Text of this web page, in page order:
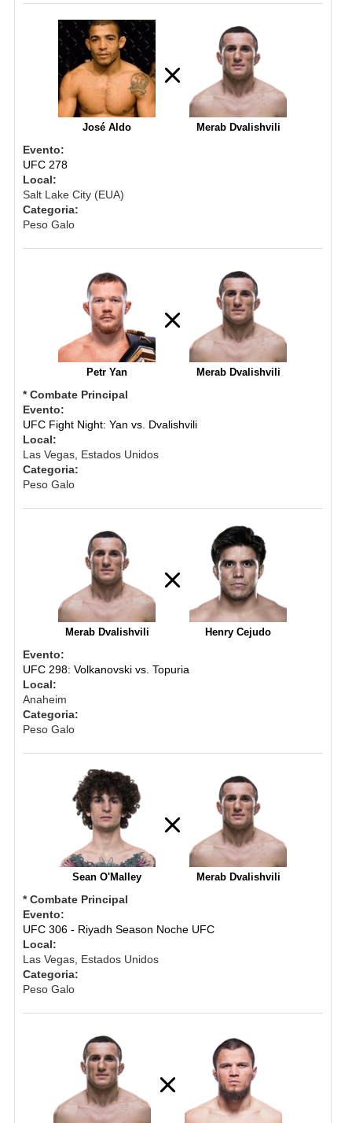
José Aldo Merab Dvalishvili
Evento:
UFC 278
Local:
Salt Lake City (EUA)
Categoria:
Peso Galo
Petr Yan Merab Dvalishvili
* Combate Principal
Evento:
UFC Fight Night: Yan vs. Dvalishvili
Local:
Las Vegas, Estados Unidos
Categoria:
Peso Galo
Merab Dvalishvili Henry Cejudo
Evento:
UFC 298: Volkanovski vs. Topuria
Local:
Anaheim
Categoria:
Peso Galo
Sean O'Malley Merab Dvalishvili
* Combate Principal
Evento:
UFC 306 - Riyadh Season Noche UFC
Local:
Las Vegas, Estados Unidos
Categoria:
Peso Galo